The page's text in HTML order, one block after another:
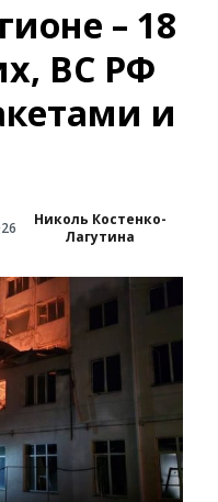
– 18
ВС РФ
и
Николь Костенко-
Лагутина